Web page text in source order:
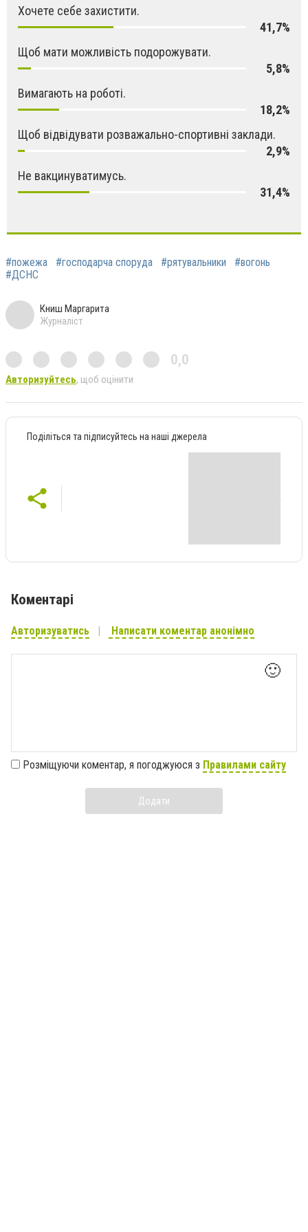
Хочете себе захистити.
41,7%
Щоб мати можливість подорожувати.
5,8%
Вимагають на роботі.
18,2%
Щоб відвідувати розважально-спортивні заклади.
2,9%
Не вакцинуватимусь.
31,4%
#пожежа #господарча споруда #рятувальники
#вогонь
#ДСНС
Книш Маргарита
Журналіст
0,0
Авторизуйтесь, щоб оцінити
Поділіться та підписуйтесь на наші джерела
Коментарі
Авторизуватись Написати коментар анонімно
🙂
Розміщуючи коментар, я погоджуюся з Правилами сайту
Додати